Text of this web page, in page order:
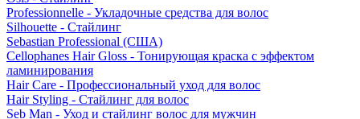
Professionnelle - Укладочные средства для волос
Silhouette - Стайлинг
Sebastian Professional (США)
Cellophanes Hair Gloss - Тонирующая краска с эффектом
ламинирования
Hair Care - Профессиональный уход для волос
Hair Styling - Стайлинг для волос
Seb Man - Уход и стайлинг волос для мужчин